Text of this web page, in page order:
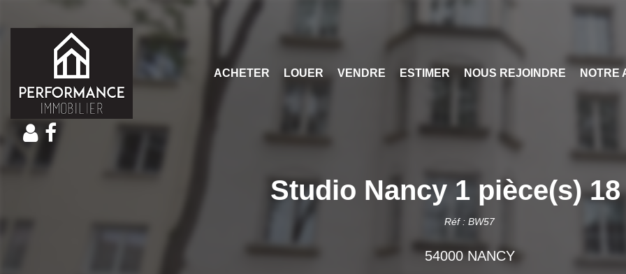
ACHETER LOUER VENDRE ESTIMER NOUS REJOINDRE NOTRE
Studio Nancy 1 pièce(s)
Réf : BW57
54000 NANCY